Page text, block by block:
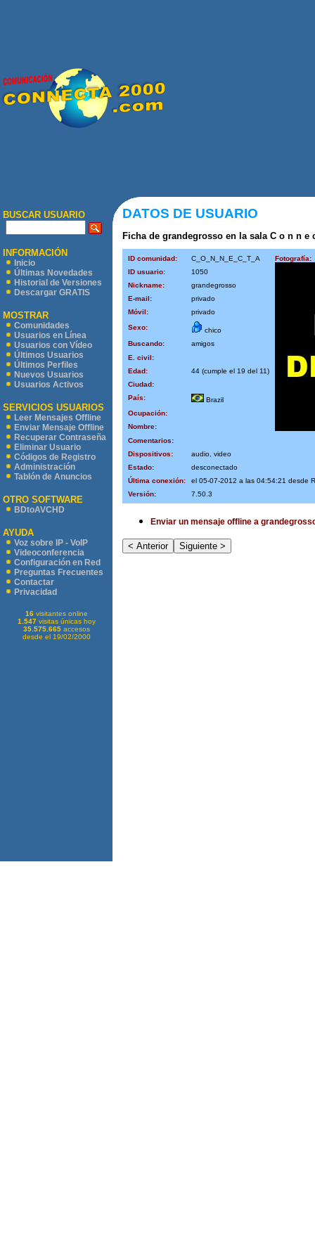
BUSCAR USUARIO
INFORMACIÓN
Inicio
Últimas Novedades
Historial de Versiones
Descargar GRATIS
MOSTRAR
Comunidades
Usuarios en Línea
Usuarios con Vídeo
Últimos Usuarios
Últimos Perfiles
Nuevos Usuarios
Usuarios Activos
SERVICIOS USUARIOS
Leer Mensajes Offline
Enviar Mensaje Offline
Recuperar Contraseña
Eliminar Usuario
Códigos de Registro
Administración
Tablón de Anuncios
OTRO SOFTWARE
BDtoAVCHD
AYUDA
Voz sobre IP - VoIP
Videoconferencia
Configuración en Red
Preguntas Frecuentes
Contactar
Privacidad
16visitantes online
1.547visitas únicas hoy
35.575.665accesos
desde el 19/02/2000
DATOS DE USUARIO
Ficha de grandegrosso en la sala C o n n e
ID comunidad: C_O_N_N_E_C_T_A
Fotografía:
ID usuario:
1050
Nickname:
grandegrosso
E-mail:
privado
Móvil:
privado
Sexo:
chico
Buscando:
amigos
E. civil:
Edad:
44 (cumple el 19 del 11)
Ciudad:
País:
Brazil
Ocupación:
Nombre:
Comentarios:
Dispositivos:
audio, video
Estado:
desconectado
Última conexión:
el 05-07-2012 a las 04:54:21 desde
Versión:
7.50.3
Enviar un mensaje offline a